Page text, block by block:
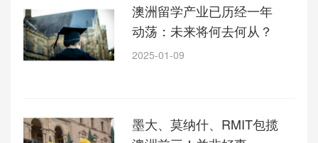
澳洲留学产业已历经一年
动荡：未来将何去何从？
2025-01-09
墨大、莫纳什、RMIT包揽